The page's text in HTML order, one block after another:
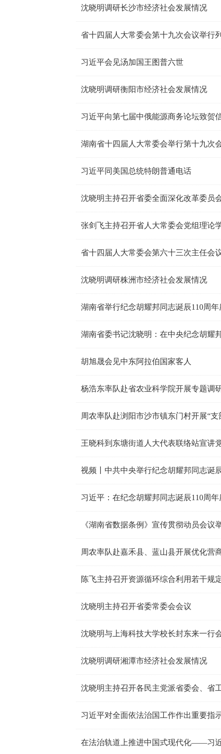
沈晓明调研长沙市经济社会发展情况
习近平会见汤加国王图普六世
沈晓明调研衡阳市经济社会发展情况
习近平向第七届中俄能源商务论坛致贺
湖南省十四届人大常委会举行第十九次
习近平同美国总统特朗普通电话
沈晓明主持召开省委全面深化改革委员
张剑飞主持召开省人大常委会党组理论
省十四届人大常委会第六十三次主任会
沈晓明调研株洲市经济社会发展情况
湖南省举行纪念胡耀邦同志诞辰110周年
湖南省委书记沈晓明：在中央纪念胡耀
胡旭晟会见中东阿拉伯国家客人
杨浩东率队赴省农业科学院开展专题调
周农率队赴浏阳市沙市镇东门村开展“
王晓科到东塘街道人大代表联络站宣讲
视频丨中共中央举行纪念胡耀邦同志诞
习近平：在纪念胡耀邦同志诞辰110周
周农率队赴嘉禾县、蓝山县开展优化营
陈飞主持召开资源循环综合利用若干规
沈晓明主持召开省委常委会会议
沈晓明与上海科技大学校长封东来一行
沈晓明调研湘潭市经济社会发展情况
沈晓明主持召开各民主党派省委会、省
习近平对全面依法治国工作作出重要指
在法治轨道上推进中国式现代化——习